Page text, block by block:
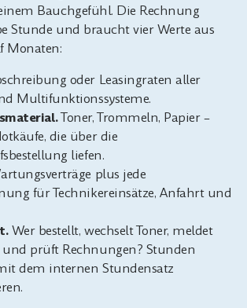
Bauchgefühl. Die Rechnung
Stunde und braucht vier Werte aus
Monaten:
oder Leasingraten aller
Multifunktionssysteme.
Toner, Trommeln, Papier –
die über die
liefen.
plus jede
für Technikereinsätze, Anfahrt und
Wer bestellt, wechselt Toner, meldet
prüft Rechnungen? Stunden
dem internen Stundensatz